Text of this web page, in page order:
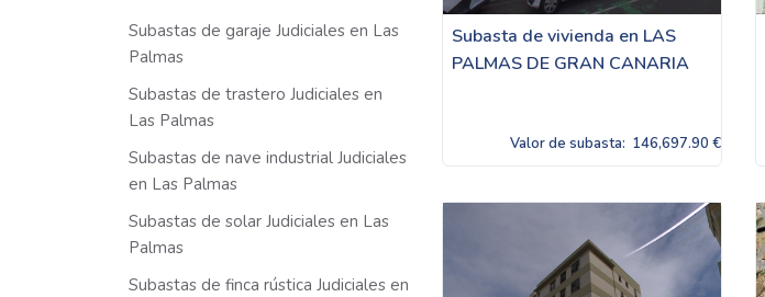
Subastas de garaje Judiciales en Las
Palmas
Subastas de trastero Judiciales en
Las Palmas
Subastas de nave industrial Judiciales
en Las Palmas
Subastas de solar Judiciales en Las
Palmas
Subastas de finca rústica Judiciales en
Subasta de vivienda en LAS
PALMAS DE GRAN CANARIA
Valor de subasta: 146,697.90 €